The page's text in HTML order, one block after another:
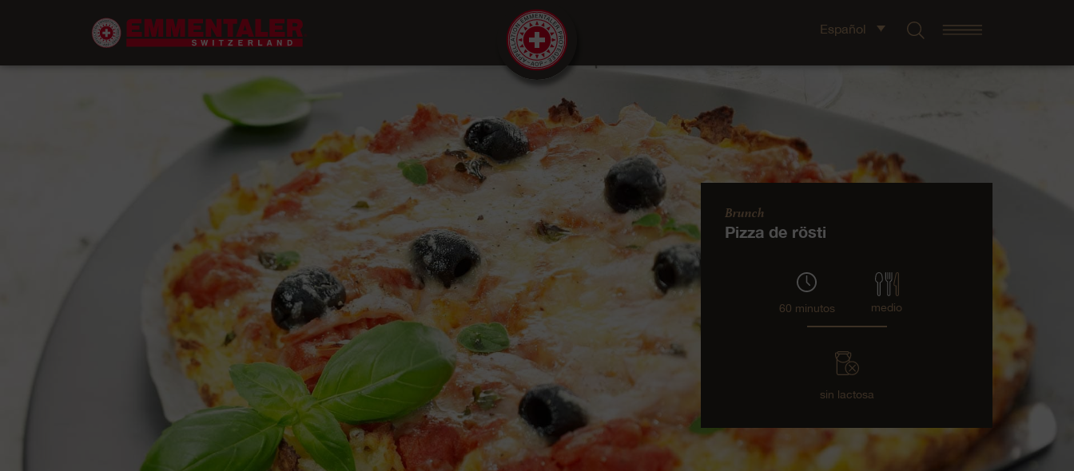
Español
Brunch
Pizza de rösti
60 minutos medio
sin lactosa